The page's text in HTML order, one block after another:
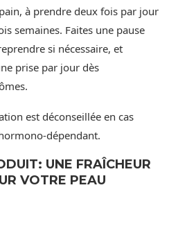
à prendre deux fois par jour
semaines. Faites une pause
si nécessaire, et
prise par jour dès
est déconseillée en cas
dépendant.
UNE FRAÎCHEUR
VOTRE PEAU